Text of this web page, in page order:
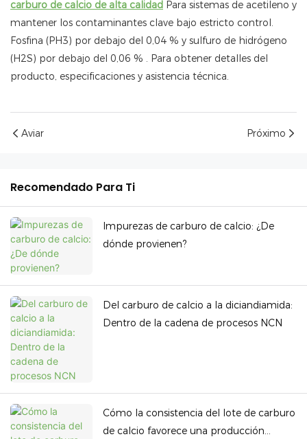
carburo de calcio de alta calidad Para sistemas de acetileno y
mantener los contaminantes clave bajo estricto control.
Fosfina (PH3) por debajo del 0,04 % y sulfuro de hidrógeno
(H2S) por debajo del 0,06 % . Para obtener detalles del
producto, especificaciones y asistencia técnica.
Aviar Próximo
Recomendado Para Ti
Impurezas de carburo de calcio: ¿De
dónde provienen?
Del carburo de calcio a la diciandiamida:
Dentro de la cadena de procesos NCN
Cómo la consistencia del lote de carburo
de calcio favorece una producción